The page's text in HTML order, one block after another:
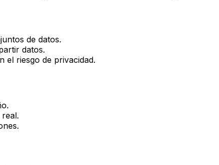
de datos.
datos.
el riesgo de privacidad.